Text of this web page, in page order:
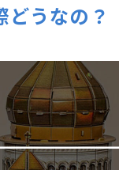
どうなの？